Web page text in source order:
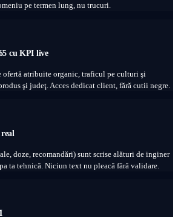
pe termen lung, nu trucuri.
cu KPI live
ofertă atribuite organic, traficul pe culturi şi
şi judeţ. Acces dedicat client, fără cutii negre.
doze, recomandări) sunt scrise alături de inginer
ta tehnică. Niciun text nu pleacă fără validare.